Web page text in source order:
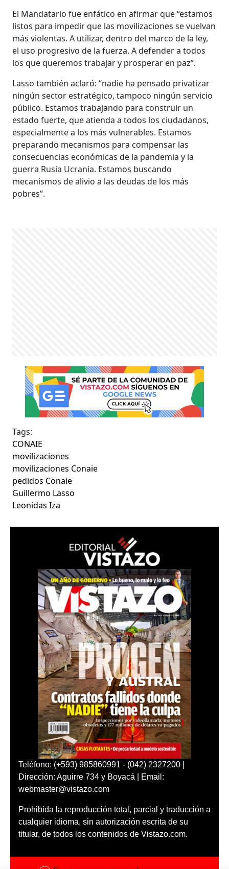
El Mandatario fue enfático en afirmar que “estamos
listos para impedir que las movilizaciones se vuelvan
más violentas. A utilizar, dentro del marco de la ley,
el uso progresivo de la fuerza. A defender a todos
los que queremos trabajar y prosperar en paz”.
Lasso también aclaró: “nadie ha pensado privatizar
ningún sector estratégico, tampoco ningún servicio
público. Estamos trabajando para construir un
estado fuerte, que atienda a todos los ciudadanos,
especialmente a los más vulnerables. Estamos
preparando mecanismos para compensar las
consecuencias económicas de la pandemia y la
guerra Rusia Ucrania. Estamos buscando
mecanismos de alivio a las deudas de los más
pobres”.
Tags:
CONAIE
movilizaciones
movilizaciones Conaie
pedidos Conaie
Guillermo Lasso
Leonidas Iza
Teléfono: (+593) 985860991 - (042) 2327200 |
Dirección: Aguirre 734 y Boyacá | Email:
webmaster@vistazo.com
Prohibida la reproducción total, parcial y traducción a
cualquier idioma, sin autorización escrita de su
titular, de todos los contenidos de Vistazo.com.